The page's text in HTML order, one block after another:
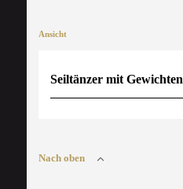
Ansicht
Seiltänzer mit Gewichten
Nach oben